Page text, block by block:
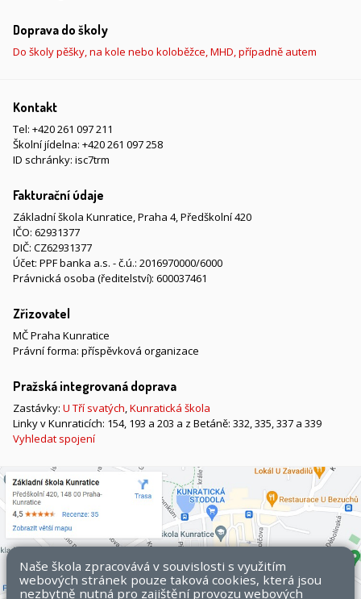
Doprava do školy
Do školy pěšky, na kole nebo koloběžce, MHD, případně autem
Kontakt
Tel: +420 261 097 211
Školní jídelna: +420 261 097 258
ID schránky: isc7trm
Fakturační údaje
Základní škola Kunratice, Praha 4, Předškolní 420
IČO: 62931377
DIČ: CZ62931377
Účet: PPF banka a.s. - č.ú.: 2016970000/6000
Právnická osoba (ředitelství): 600037461
Zřizovatel
MČ Praha Kunratice
Právní forma: příspěvková organizace
Pražská integrovaná doprava
Zastávky: U Tří svatých,Kunratická škola
Linky v Kunraticích: 154, 193 a 203 a z Betáně: 332, 335, 337 a 339
Vyhledat spojení
Naše škola zpracovává v souvislosti s využitím
webových stránek pouze taková cookies, která jsou
nezbytně nutná pro zajištění provozu webových